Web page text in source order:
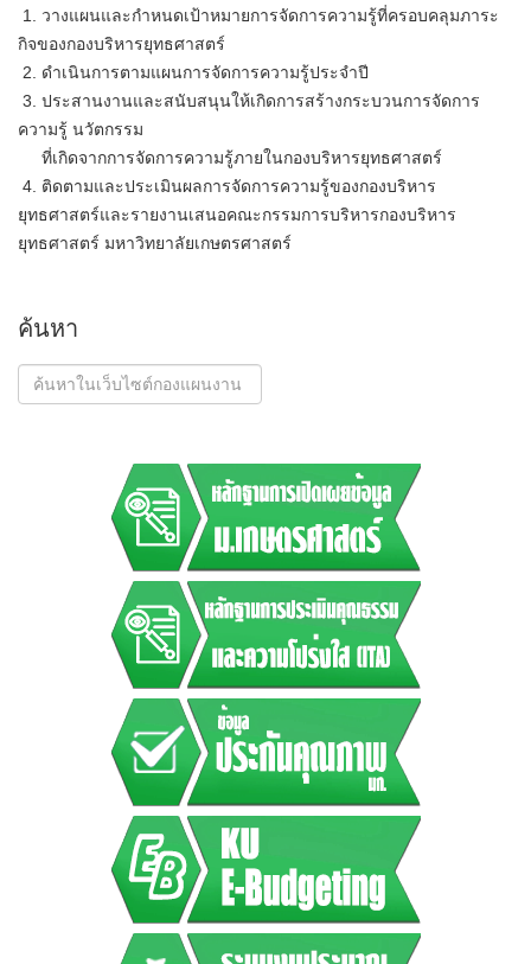
1. วางแผนและกำหนดเป้าหมายการจัดการความรู้ที่ครอบคลุมภาระ
กิจของกองบริหารยุทธศาสตร์
2. ดำเนินการตามแผนการจัดการความรู้ประจำปี
3. ประสานงานและสนับสนุนให้เกิดการสร้างกระบวนการจัดการ
ความรู้ นวัตกรรม
ที่เกิดจากการจัดการความรู้ภายในกองบริหารยุทธศาสตร์
4. ติดตามและประเมินผลการจัดการความรู้ของกองบริหาร
ยุทธศาสตร์และรายงานเสนอคณะกรรมการบริหารกองบริหาร
ยุทธศาสตร์ มหาวิทยาลัยเกษตรศาสตร์
ค้นหา